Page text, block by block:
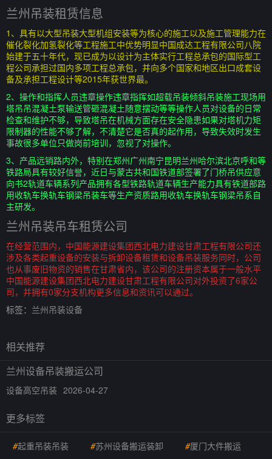
兰州吊装租赁信息
1、具有以大型吊装大型机组安装等为核心的施工以及施工管理能力在
催化裂化加氢裂化等工程施工中优势明显中国成达工程有限公司八院
始建于五十年代，现已成为以设计为主体实行工程总承包的国际型工
程公司承担过国内多项工程总承包，并向多个国家和地区出口成套设
备及承担工程设计等2015年获世界最。
2、操作和指挥人员违章操作违章指挥如超载吊装倾斜吊装施工现场用
塔吊吊混凝土泵输送管砸混凝土随意摆动等等操作人员对设备的日常
检查和维护不够，导致塔吊在机械方面存在安全隐患如果对塔机力矩
限制器的性能不够了解，不清楚它是否真的起作用，导致失效时发生
事故很多单位只做岗前培训，忽视了对操作。
3、产品远销路内外，特别在郑州广州南宁昆明兰州哈尔滨北京呼和等
铁路局具有较好信誉，近日与蒙古共和国铁道部签署了门桥吊供应意
向书2轨道车辆系列产品拥有各型铁路轨道车辆生产能力具有铁道部路
用收轨车换轨车钢梁吊装车等生产资质路用收轨车换轨车钢梁吊系自
主研发。
兰州吊装吊车租赁公司
在经营范围内，中国能源建设集团西北电力建设甘肃工程有限公司还
涉及各类起重设备的安装与拆卸设备租赁和设备吊装服务同时，公司
也从事废旧物资的销售在甘肃省内，该公司的注册资本属于一般水平
中国能源建设集团西北电力建设甘肃工程有限公司对外投资了6家公
司，并拥有0家分支机构更多信息和资讯可以通过。
标签： 兰州吊装设备
相关推荐
兰州设备吊装搬运公司
设备高空吊装 2026-04-27
更多标签
#起重吊装吊装 #苏州设备搬运装卸 #厦门大件搬运